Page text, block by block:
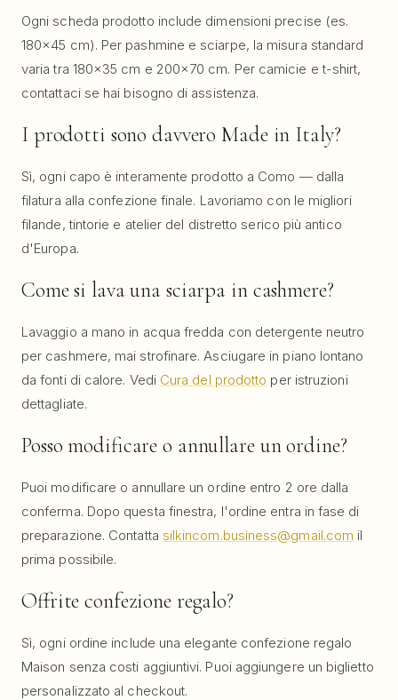
Ogni scheda prodotto include dimensioni precise (es.
180×45 cm). Per pashmine e sciarpe, la misura standard
varia tra 180×35 cm e 200×70 cm. Per camicie e t-shirt,
contattaci se hai bisogno di assistenza.
I prodotti sono davvero Made in Italy?
Sì, ogni capo è interamente prodotto a Como — dalla
filatura alla confezione finale. Lavoriamo con le migliori
filande, tintorie e atelier del distretto serico più antico
d'Europa.
Come si lava una sciarpa in cashmere?
Lavaggio a mano in acqua fredda con detergente neutro
per cashmere, mai strofinare. Asciugare in piano lontano
da fonti di calore. Vedi Cura del prodotto per istruzioni
dettagliate.
Posso modificare o annullare un ordine?
Puoi modificare o annullare un ordine entro 2 ore dalla
conferma. Dopo questa finestra, l'ordine entra in fase di
preparazione. Contatta silkincom.business@gmail.com il
prima possibile.
Offrite confezione regalo?
Sì, ogni ordine include una elegante confezione regalo
Maison senza costi aggiuntivi. Puoi aggiungere un biglietto
personalizzato al checkout.